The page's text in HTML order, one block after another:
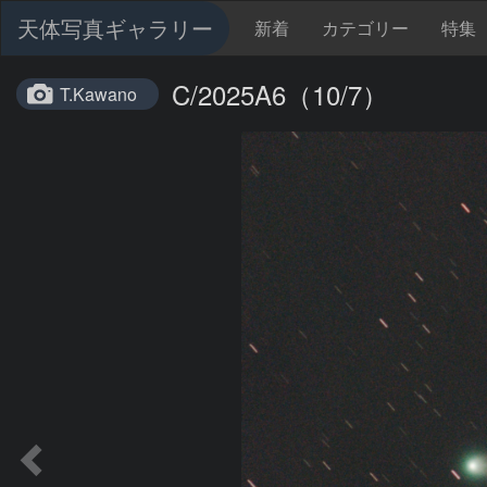
天体写真ギャラリー 新着 カテゴリー 特集
T.Kawano C/2025A6（10/7）